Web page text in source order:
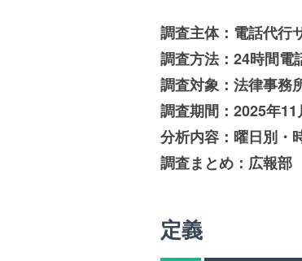
調査主体：電話代行
調査方法：24時間電
調査対象：法律事務
調査期間：2025年
分析内容：曜日別・
調査まとめ：広報
定義